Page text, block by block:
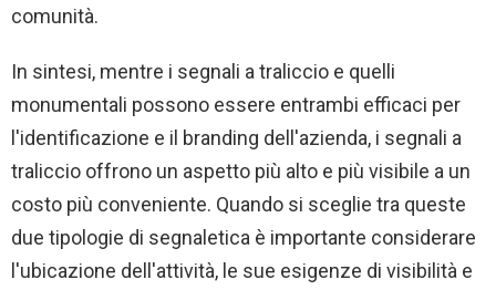
comunità.
In sintesi, mentre i segnali a traliccio e quelli
monumentali possono essere entrambi efficaci per
l'identificazione e il branding dell'azienda, i segnali a
traliccio offrono un aspetto più alto e più visibile a un
costo più conveniente. Quando si sceglie tra queste
due tipologie di segnaletica è importante considerare
l'ubicazione dell'attività, le sue esigenze di visibilità e